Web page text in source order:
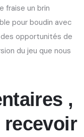
fraise un brin
pour boudin avec
opportunités de
du jeu que nous
,
recevoir